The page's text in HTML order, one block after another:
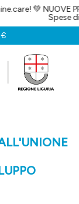
NUOVE
Spese di